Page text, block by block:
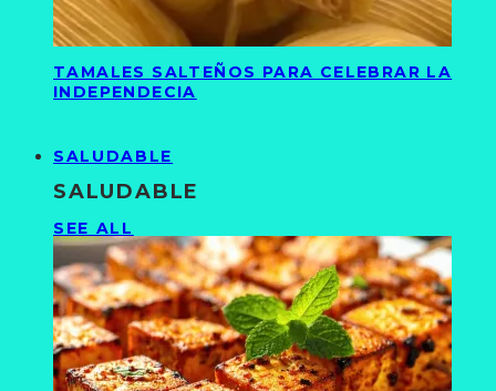
TAMALES SALTEÑOS PARA CELEBRAR LA
INDEPENDECIA
SALUDABLE
SALUDABLE
SEE ALL